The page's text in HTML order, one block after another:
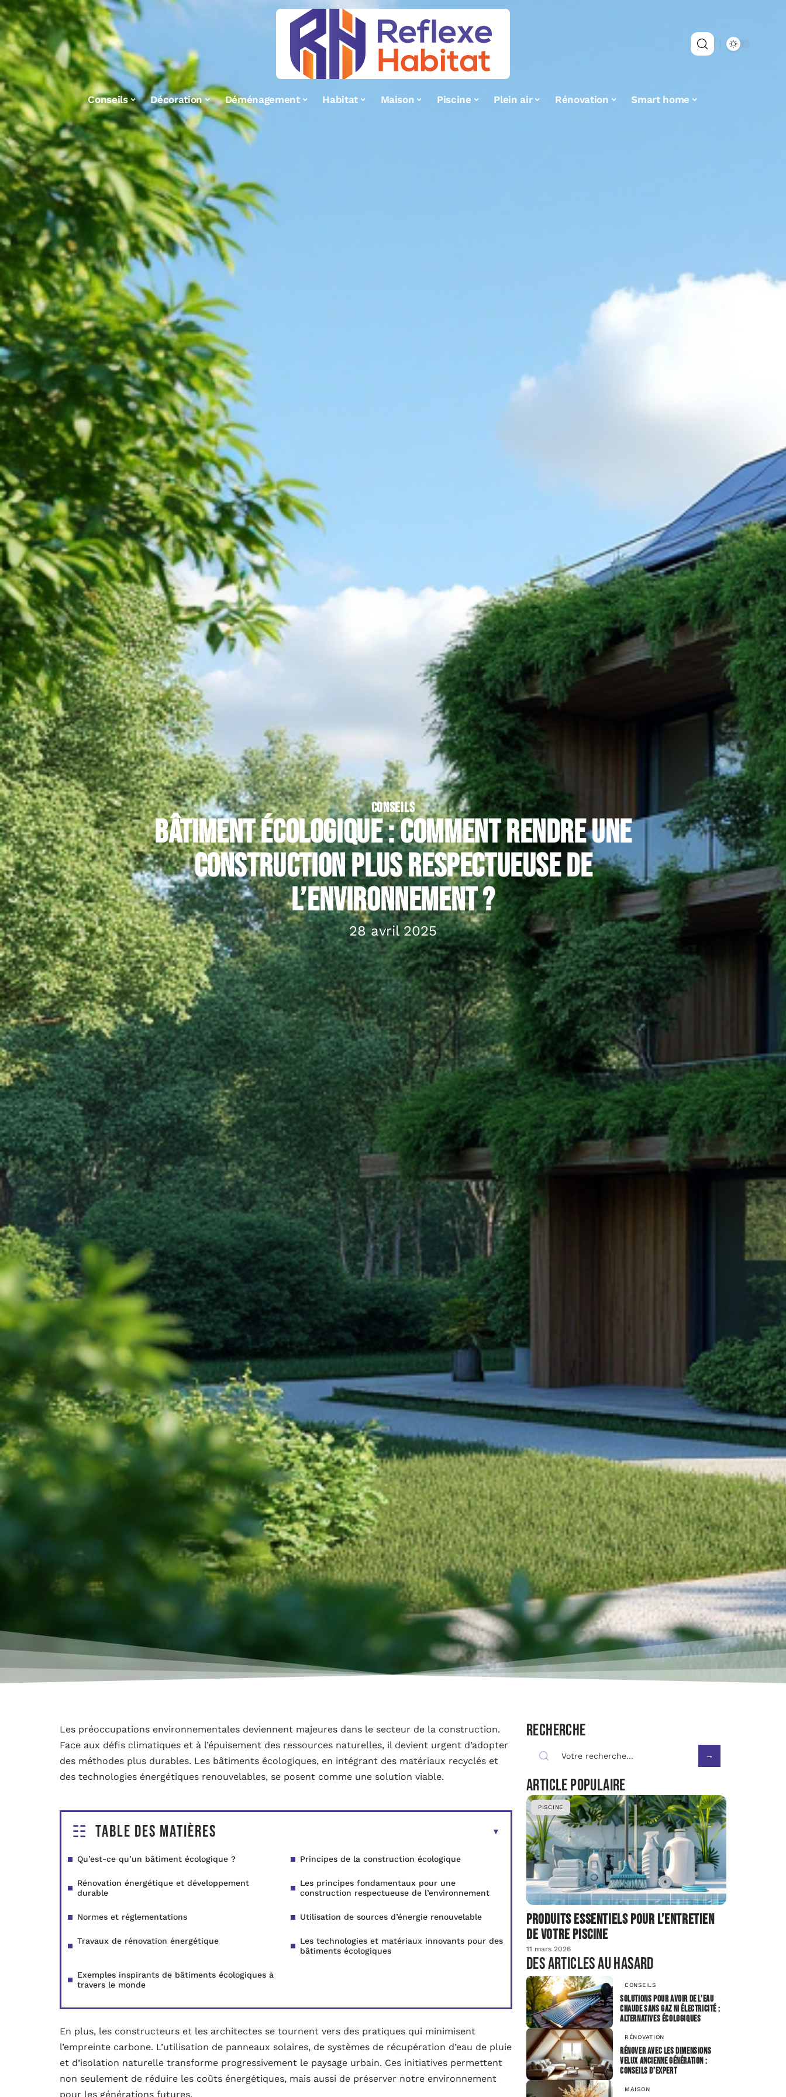
Conseils Décoration Déménagement Habitat Maison Piscine Plein air Rénovation Smart home
CONSEILS
Bâtiment écologique : comment rendre une
construction plus respectueuse de
l’environnement ?
28 avril 2025
Les préoccupations environnementales deviennent majeures dans le secteur de la construction.
Face aux défis climatiques et à l’épuisement des ressources naturelles, il devient urgent d’adopter
des méthodes plus durables. Les bâtiments écologiques, en intégrant des matériaux recyclés et
des technologies énergétiques renouvelables, se posent comme une solution viable.
Table des matières
Qu’est-ce qu’un bâtiment écologique ? Principes de la construction écologique
Rénovation énergétique et développement
durable
Les principes fondamentaux pour une
construction respectueuse de l’environnement
Normes et réglementations Utilisation de sources d’énergie renouvelable
Travaux de rénovation énergétique
Les technologies et matériaux innovants pour des
bâtiments écologiques
Exemples inspirants de bâtiments écologiques à
travers le monde
En plus, les constructeurs et les architectes se tournent vers des pratiques qui minimisent
l’empreinte carbone. L’utilisation de panneaux solaires, de systèmes de récupération d’eau de pluie
et d’isolation naturelle transforme progressivement le paysage urbain. Ces initiatives permettent
non seulement de réduire les coûts énergétiques, mais aussi de préserver notre environnement
pour les générations futures.
Recherche
Article populaire
PISCINE
Produits essentiels pour l’entretien
de votre piscine
11 mars 2026
Des articles au hasard
CONSEILS
Solutions pour avoir de l’eau
chaude sans gaz ni électricité :
alternatives écologiques
RÉNOVATION
Rénover avec les dimensions
Velux ancienne génération :
conseils d’expert
MAISON